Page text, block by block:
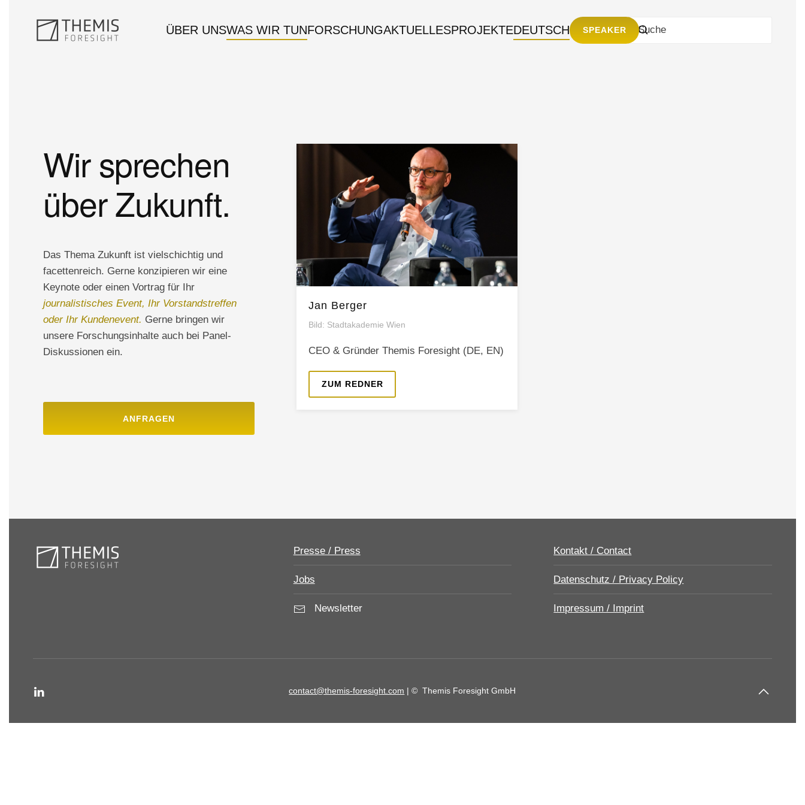
Zum Hauptinhalt springen ÜBER UNSWAS WIR TUNFORSCHUNGAKTUELLESPROJEKTEDEUTSCH SPEAKER
Wir sprechen
über Zukunft.
Das Thema Zukunft ist vielschichtig und
facettenreich. Gerne konzipieren wir eine
Keynote oder einen Vortrag für Ihr
journalistisches Event, Ihr Vorstandstreffen
oder Ihr Kundenevent. Gerne bringen wir
unsere Forschungsinhalte auch bei Panel-
Diskussionen ein.
ANFRAGEN
Jan Berger
Bild: Stadtakademie Wien
CEO & Gründer Themis Foresight (DE, EN)
ZUM REDNER
Presse / Press
Jobs
Newsletter
Kontakt / Contact
Datenschutz / Privacy Policy
Impressum / Imprint
contact@themis-foresight.com | © Themis Foresight GmbH